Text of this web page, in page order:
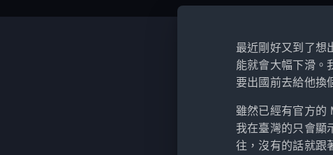
最近剛好又到了想
能就會大幅下滑。
要出國前去給他換
雖然已經有官方的
我在臺灣的只會顯
往，沒有的話就跟